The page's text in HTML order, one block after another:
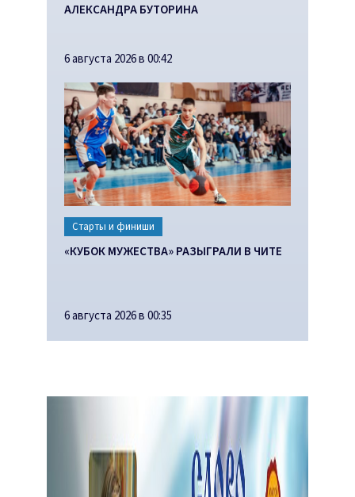
АЛЕКСАНДРА БУТОРИНА
6 августа 2026 в 00:42
Старты и финиши
«КУБОК МУЖЕСТВА» РАЗЫГРАЛИ В ЧИТЕ
6 августа 2026 в 00:35